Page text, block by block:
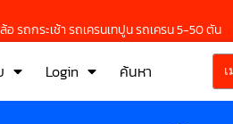
รถกระเช้า รถเครนเทปูน รถเครน 5-50 ตัน
Login ค้นหา